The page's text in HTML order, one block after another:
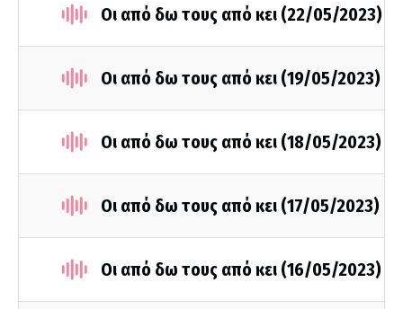
Οι από δω τους από κει (22/05/2023)
Οι από δω τους από κει (19/05/2023)
Οι από δω τους από κει (18/05/2023)
Οι από δω τους από κει (17/05/2023)
Οι από δω τους από κει (16/05/2023)